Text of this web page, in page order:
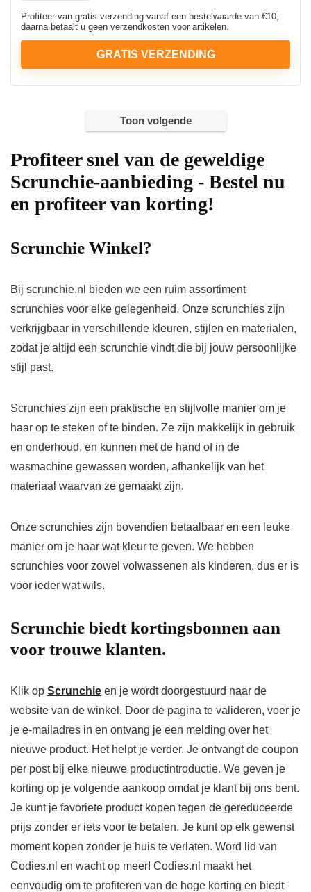
Profiteer van gratis verzending vanaf een bestelwaarde van €10,
daarna betaalt u geen verzendkosten voor artikelen.
GRATIS VERZENDING
Toon volgende
Profiteer snel van de geweldige
Scrunchie-aanbieding - Bestel nu
en profiteer van korting!
Scrunchie Winkel?
Bij scrunchie.nl bieden we een ruim assortiment
scrunchies voor elke gelegenheid. Onze scrunchies zijn
verkrijgbaar in verschillende kleuren, stijlen en materialen,
zodat je altijd een scrunchie vindt die bij jouw persoonlijke
stijl past.
Scrunchies zijn een praktische en stijlvolle manier om je
haar op te steken of te binden. Ze zijn makkelijk in gebruik
en onderhoud, en kunnen met de hand of in de
wasmachine gewassen worden, afhankelijk van het
materiaal waarvan ze gemaakt zijn.
Onze scrunchies zijn bovendien betaalbaar en een leuke
manier om je haar wat kleur te geven. We hebben
scrunchies voor zowel volwassenen als kinderen, dus er is
voor ieder wat wils.
Scrunchie biedt kortingsbonnen aan
voor trouwe klanten.
Klik op Scrunchie en je wordt doorgestuurd naar de
website van de winkel. Door de pagina te valideren, voer je
je e-mailadres in en ontvang je een melding over het
nieuwe product. Het helpt je verder. Je ontvangt de coupon
per post bij elke nieuwe productintroductie. We geven je
korting op je volgende aankoop omdat je klant bij ons bent.
Je kunt je favoriete product kopen tegen de gereduceerde
prijs zonder er iets voor te betalen. Je kunt op elk gewenst
moment kopen zonder je huis te verlaten. Word lid van
Codies.nl en wacht op meer! Codies.nl maakt het
eenvoudig om te profiteren van de hoge korting en biedt